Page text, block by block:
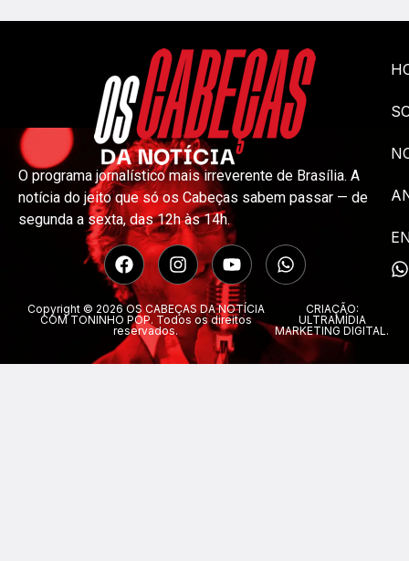
O programa jornalístico mais irreverente de Brasília. A
notícia do jeito que só os Cabeças sabem passar — de
segunda a sexta, das 12h às 14h.
Copyright © 2026 OS CABEÇAS DA NOTÍCIA
COM TONINHO POP. Todos os direitos
reservados.
CRIAÇÃO:
ULTRAMÍDIA
MARKETING DIGITAL.